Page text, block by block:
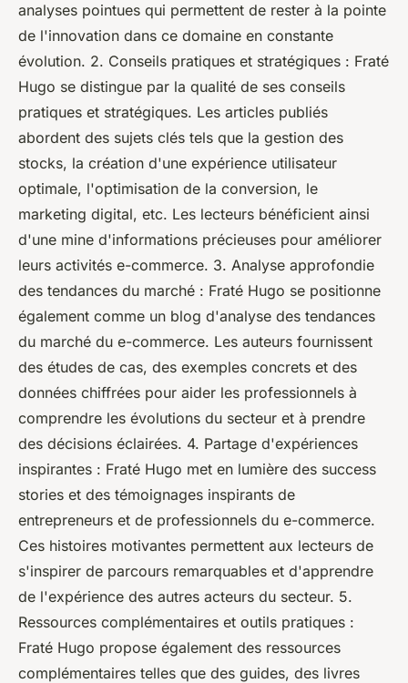
analyses pointues qui permettent de rester à la pointe
de l'innovation dans ce domaine en constante
évolution. 2. Conseils pratiques et stratégiques : Fraté
Hugo se distingue par la qualité de ses conseils
pratiques et stratégiques. Les articles publiés
abordent des sujets clés tels que la gestion des
stocks, la création d'une expérience utilisateur
optimale, l'optimisation de la conversion, le
marketing digital, etc. Les lecteurs bénéficient ainsi
d'une mine d'informations précieuses pour améliorer
leurs activités e-commerce. 3. Analyse approfondie
des tendances du marché : Fraté Hugo se positionne
également comme un blog d'analyse des tendances
du marché du e-commerce. Les auteurs fournissent
des études de cas, des exemples concrets et des
données chiffrées pour aider les professionnels à
comprendre les évolutions du secteur et à prendre
des décisions éclairées. 4. Partage d'expériences
inspirantes : Fraté Hugo met en lumière des success
stories et des témoignages inspirants de
entrepreneurs et de professionnels du e-commerce.
Ces histoires motivantes permettent aux lecteurs de
s'inspirer de parcours remarquables et d'apprendre
de l'expérience des autres acteurs du secteur. 5.
Ressources complémentaires et outils pratiques :
Fraté Hugo propose également des ressources
complémentaires telles que des guides, des livres